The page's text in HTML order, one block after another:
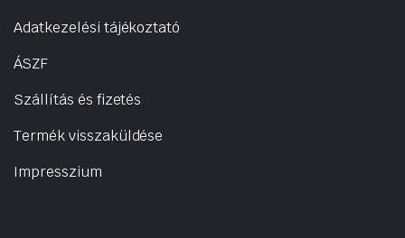
Adatkezelési tájékoztató
ÁSZF
Szállítás és fizetés
Termék visszaküldése
Impresszium